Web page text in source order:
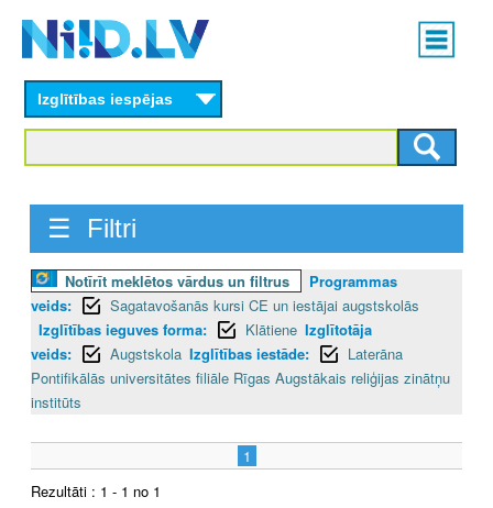
content
Main
menu
Izglītības iespējas
☰ Filtri
Notīrīt meklētos vārdus un filtrus
Programmas
veids:
Sagatavošanās kursi CE un iestājai augstskolās
Izglītības ieguves forma:
Klātiene Izglītotāja
veids:
Augstskola Izglītības iestāde:
Laterāna
Pontifikālās universitātes filiāle Rīgas Augstākais reliģijas zinātņu
institūts
1
Rezultāti : 1 - 1 no 1